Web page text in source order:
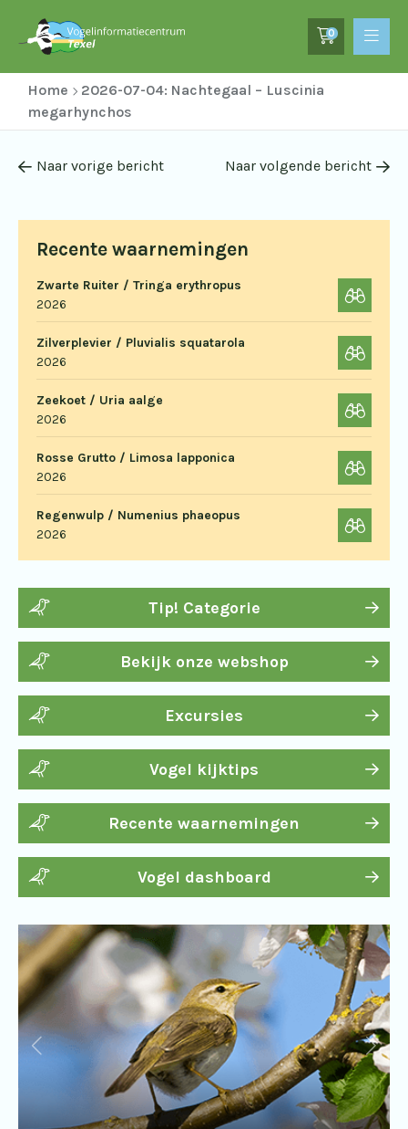
0
Home
2026-07-04: Nachtegaal – Luscinia
megarhynchos
Recente waarnemingen
Zwarte Ruiter / Tringa erythropus
2026
Zilverplevier / Pluvialis squatarola
2026
Zeekoet / Uria aalge
2026
Rosse Grutto / Limosa lapponica
2026
Regenwulp / Numenius phaeopus
2026
Tip! Categorie
Bekijk onze webshop
Excursies
Vogel kijktips
Recente waarnemingen
Vogel dashboard
Naar vorige bericht Naar volgende bericht